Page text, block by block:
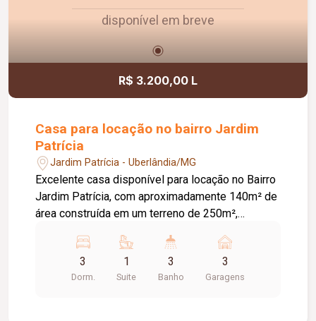
disponível em breve
R$ 3.200,00 L
Casa para locação no bairro Jardim
Patrícia
Jardim Patrícia - Uberlândia/MG
Excelente casa disponível para locação no Bairro
Jardim Patrícia, com aproximadamente 140m² de
área construída em um terreno de 250m²,
para toda a família. O imóvel conta com ampla
sala de estar, sala de jantar, cozinha, 03 quartos,
sendo 01 suíte, banheiro social, área de serviço e
3
Dorm.
1
Suite
3
Banho
3
Garagens